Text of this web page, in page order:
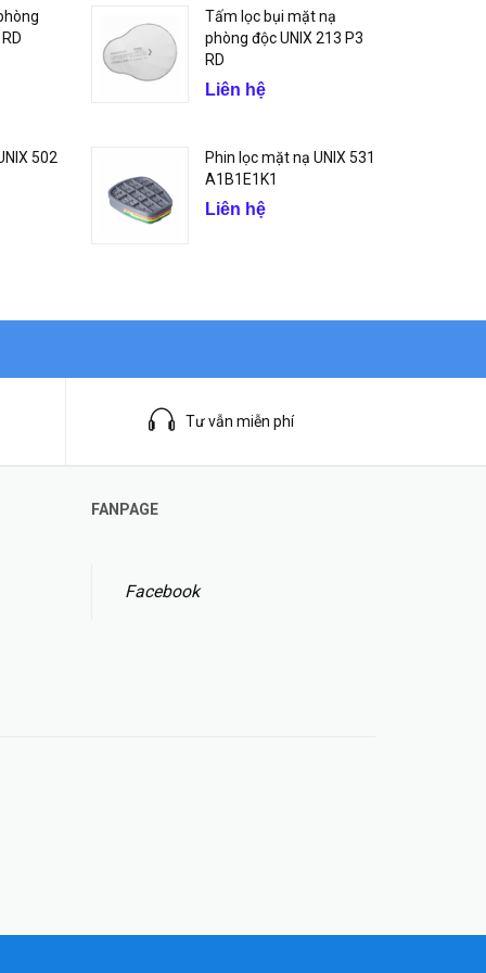
Tấm lọc bụi mặt nạ
phòng độc UNIX 213 P3
RD
Liên hệ
502
Phin lọc mặt nạ UNIX 531
A1B1E1K1
Liên hệ
Tư vẫn miễn phí
FANPAGE
Facebook